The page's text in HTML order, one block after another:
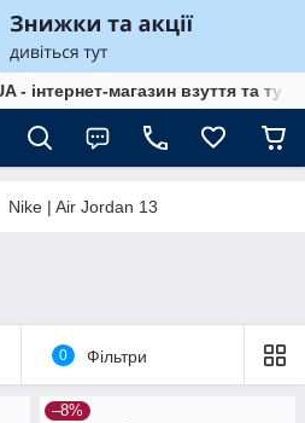
- інтернет-магазин взуття та
Nike | Air
0 Фільтри
–8%